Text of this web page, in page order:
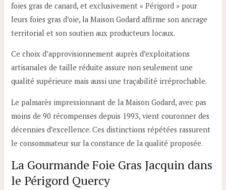
foies gras de canard, et exclusivement « Périgord » pour
leurs foies gras d’oie, la Maison Godard affirme son ancrage
territorial et son soutien aux producteurs locaux.
Ce choix d’approvisionnement auprès d’exploitations
artisanales de taille réduite assure non seulement une
qualité supérieure mais aussi une traçabilité irréprochable.
Le palmarès impressionnant de la Maison Godard, avec pas
moins de 90 récompenses depuis 1993, vient couronner des
décennies d’excellence. Ces distinctions répétées rassurent
le consommateur sur la constance de la qualité proposée.
La Gourmande Foie Gras Jacquin dans
le Périgord Quercy